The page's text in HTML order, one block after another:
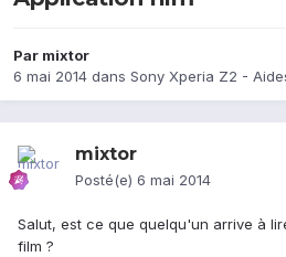
Par mixtor
6 mai 2014 dans Sony Xperia Z2 -
mixtor
Posté(e) 6 mai 2014
Salut, est ce que quelqu'un arrive à
film ?